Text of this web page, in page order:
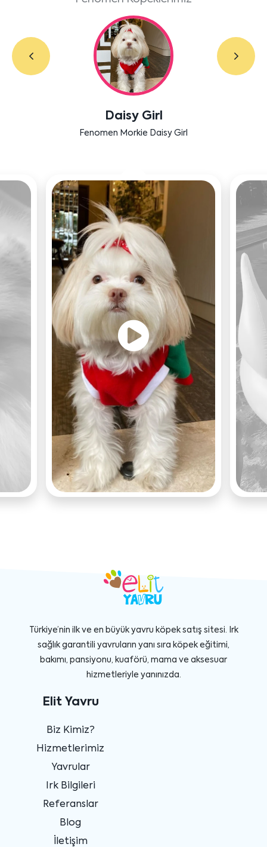
Labradoodle Bruno
Bensu Soral'ın dostu Bruno
Türkiye’nin ilk ve en büyük yavru köpek satış sitesi. Irk
sağlık garantili yavruların yanı sıra köpek eğitimi,
bakımı, pansiyonu, kuaförü, mama ve aksesuar
hizmetleriyle yanınızda.
Elit Yavru
Biz Kimiz?
Hizmetlerimiz
Yavrular
Irk Bilgileri
Referanslar
Blog
İletişim